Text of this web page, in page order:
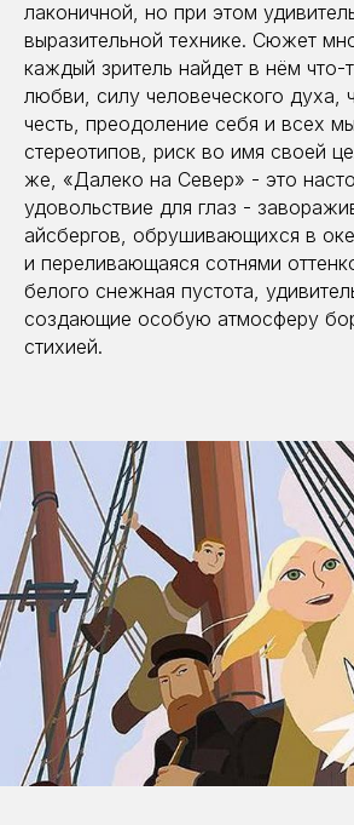
лаконичной, но при этом
выразительной технике. Сюжет
каждый зритель найдет в нём что-
любви, силу человеческого духа,
честь, преодоление себя и всех
стереотипов, риск во имя своей
же, «Далеко на Север» - это
удовольствие для глаз -
айсбергов, обрушивающихся в
и переливающаяся сотнями
белого снежная пустота,
создающие особую атмосферу
стихией.